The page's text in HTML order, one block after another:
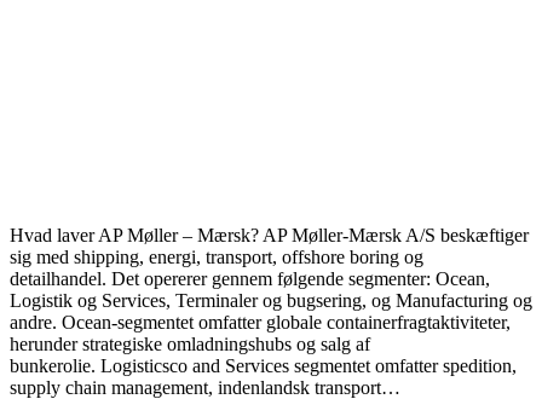
Hvad laver AP Møller – Mærsk? AP Møller-Mærsk A/S beskæftiger
sig med shipping, energi, transport, offshore boring og
detailhandel. Det opererer gennem følgende segmenter: Ocean,
Logistik og Services, Terminaler og bugsering, og Manufacturing og
andre. Ocean-segmentet omfatter globale containerfragtaktiviteter,
herunder strategiske omladningshubs og salg af
bunkerolie. Logisticsco and Services segmentet omfatter spedition,
supply chain management, indenlandsk transport…